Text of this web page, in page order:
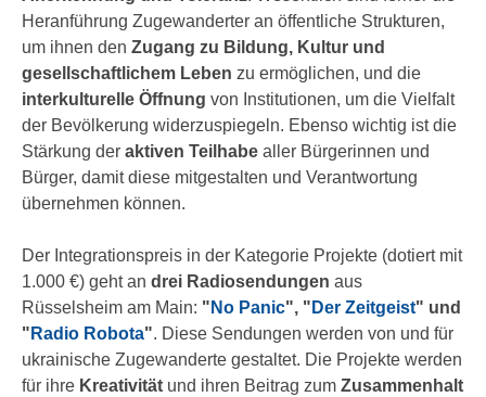
Heranführung Zugewanderter an öffentliche Strukturen,
um ihnen den Zugang zu Bildung, Kultur und
gesellschaftlichem Leben zu ermöglichen, und die
interkulturelle Öffnung von Institutionen, um die Vielfalt
der Bevölkerung widerzuspiegeln. Ebenso wichtig ist die
Stärkung der aktiven Teilhabe aller Bürgerinnen und
Bürger, damit diese mitgestalten und Verantwortung
übernehmen können.
Der Integrationspreis in der Kategorie Projekte (dotiert mit
1.000 €) geht an drei Radiosendungen aus
Rüsselsheim am Main: " No Panic", " Der Zeitgeist" und
" Radio Robota". Diese Sendungen werden von und für
ukrainische Zugewanderte gestaltet. Die Projekte werden
für ihre Kreativität und ihren Beitrag zum Zusammenhalt